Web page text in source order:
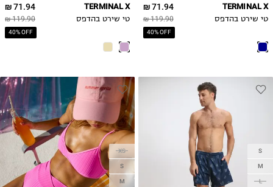
71.94 ₪
119.90 ₪
40% OFF
TERMINAL X
טי שירט בהדפס
71.94 ₪
119.90 ₪
40% OFF
TERMINAL X
טי שירט בהדפס
S
M
L
XS
S
M